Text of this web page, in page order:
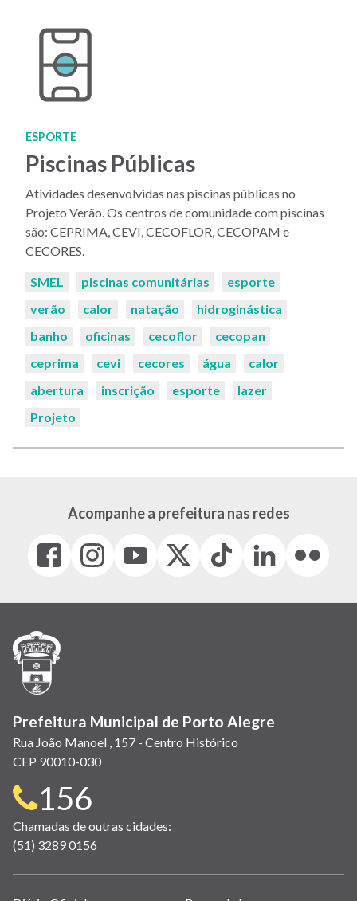
ESPORTE
Piscinas Públicas
Atividades desenvolvidas nas piscinas públicas no
Projeto Verão. Os centros de comunidade com piscinas
são: CEPRIMA, CEVI, CECOFLOR, CECOPAM e
CECORES.
Palavras-
SMEL piscinas comunitárias
esporte
verão
calor natação
hidroginástica
banho
oficinas cecoflor
cecopan
ceprima
cevi cecores água
calor
abertura
inscrição esporte
lazer
Projeto
Acompanhe a prefeitura nas redes
Facebook
(link
em
janela)
Instagram
(link
em
(link
em
(Antigo
(link
Tiktok
(link
em
LinkedIn
(link
em
(link
em
Prefeitura Municipal de Porto Alegre
Rua João Manoel , 157 - Centro Histórico
CEP 90010-030
Telefone
para
contato:
156
Chamadas de outras cidades:
(51) 3289 0156